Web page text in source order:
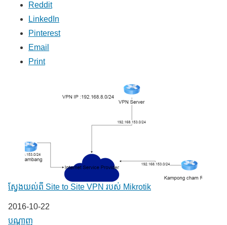
Reddit
LinkedIn
Pinterest
Email
Print
ស្វែងយល់ពី Site to Site VPN របស់ Mikrotik
Date
2016-10-22
In relation to
បណ្តាញ